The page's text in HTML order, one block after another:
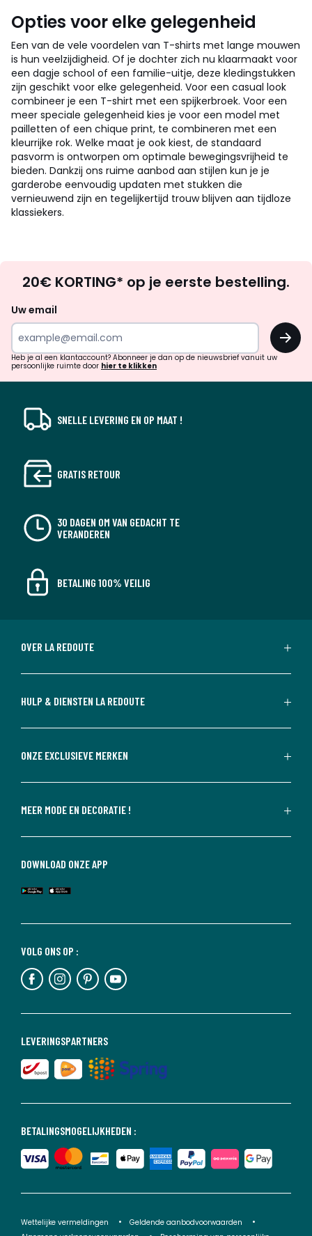
Opties voor elke gelegenheid
Een van de vele voordelen van T-shirts met lange mouwen
is hun veelzijdigheid. Of je dochter zich nu klaarmaakt voor
een dagje school of een familie-uitje, deze kledingstukken
zijn geschikt voor elke gelegenheid. Voor een casual look
combineer je een T-shirt met een spijkerbroek. Voor een
meer speciale gelegenheid kies je voor een model met
pailletten of een chique print, te combineren met een
kleurrijke rok. Welke maat je ook kiest, de standaard
pasvorm is ontworpen om optimale bewegingsvrijheid te
bieden. Dankzij ons ruime aanbod aan stijlen kun je je
garderobe eenvoudig updaten met stukken die
vernieuwend zijn en tegelijkertijd trouw blijven aan tijdloze
klassiekers.
zoek
inspiratie
verrassingen?
20€ KORTING* op je eerste bestelling.
Uw email
OK
Heb je al een klantaccount? Abonneer je dan op de nieuwsbrief vanuit uw
persoonlijke ruimte door hier te klikken
SNELLE LEVERING EN OP MAAT !
GRATIS RETOUR
30 DAGEN OM VAN GEDACHT TE
VERANDEREN
BETALING 100% VEILIG
OVER LA REDOUTE
HULP & DIENSTEN LA REDOUTE
ONZE EXCLUSIEVE MERKEN
MEER MODE EN DECORATIE !
BETALINGSMOGELIJKHEDEN :
LEVERINGSPARTNERS
VOLG ONS OP :
DOWNLOAD ONZE APP
Wettelijke vermeldingen
Geldende aanbodvoorwaarden